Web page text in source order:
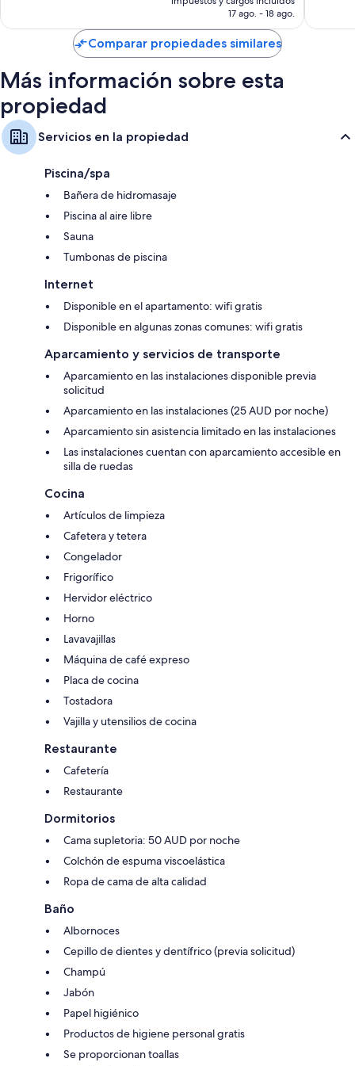
Artículos de tocador gratuitos y secadores de pelo
Smart TV con Netflix, Hulu y servicios de streaming
Armarios o vestidores, áreas de comedor independientes y cocinas
es
de
US$ 100
17 ago. - 18 ago.
Comparar propiedades similares
Más información sobre esta
propiedad
Servicios en la propiedad
Piscina/spa
Bañera de hidromasaje
Piscina al aire libre
Sauna
Tumbonas de piscina
Internet
Disponible en el apartamento: wifi gratis
Disponible en algunas zonas comunes: wifi gratis
Aparcamiento y servicios de transporte
Aparcamiento en las instalaciones disponible previa
solicitud
Aparcamiento en las instalaciones (25 AUD por noche)
Aparcamiento sin asistencia limitado en las instalaciones
Las instalaciones cuentan con aparcamiento accesible en
silla de ruedas
Cocina
Artículos de limpieza
Cafetera y tetera
Congelador
Frigorífico
Hervidor eléctrico
Horno
Lavavajillas
Máquina de café expreso
Placa de cocina
Tostadora
Vajilla y utensilios de cocina
Restaurante
Cafetería
Restaurante
Dormitorios
Cama supletoria: 50 AUD por noche
Colchón de espuma viscoelástica
Ropa de cama de alta calidad
Baño
Albornoces
Cepillo de dientes y dentífrico (previa solicitud)
Champú
Jabón
Papel higiénico
Productos de higiene personal gratis
Se proporcionan toallas